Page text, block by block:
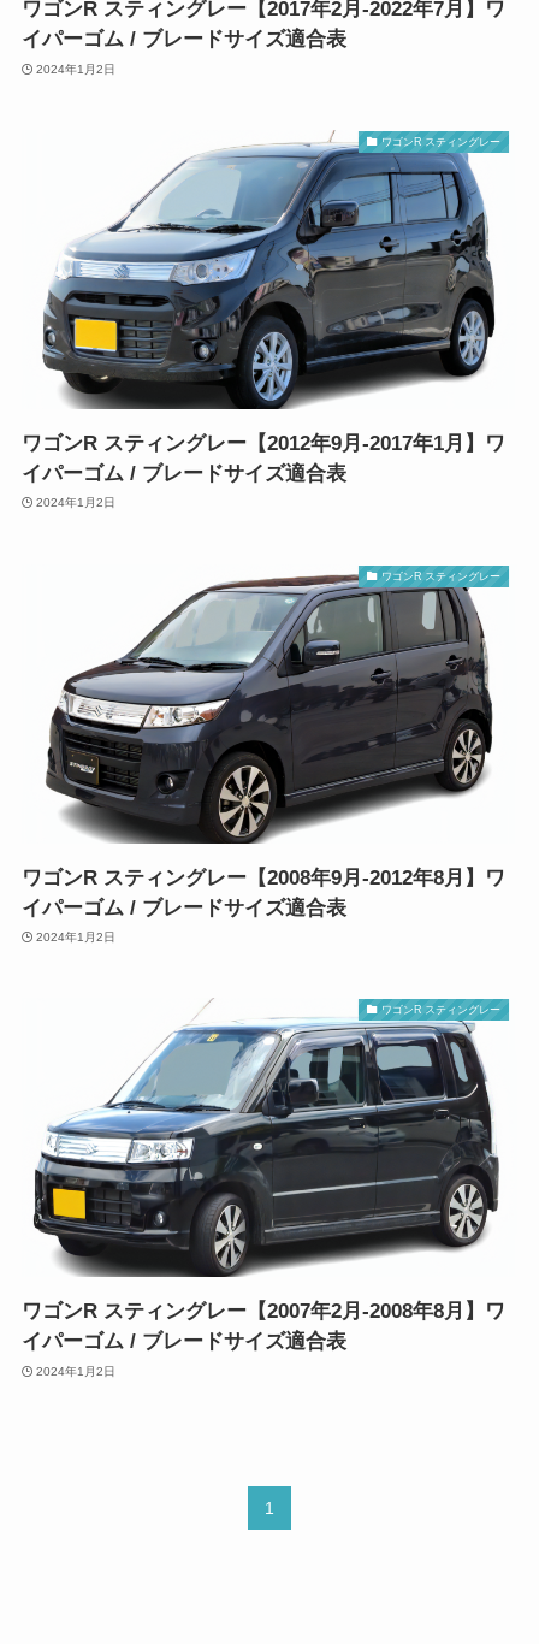
ワゴンR スティングレー【2017年2月-2022年7月】ワ
イパーゴム / ブレードサイズ適合表
2024年1月2日
ワゴンR スティングレー
ワゴンR スティングレー【2012年9月-2017年1月】ワ
イパーゴム / ブレードサイズ適合表
2024年1月2日
ワゴンR スティングレー
ワゴンR スティングレー【2008年9月-2012年8月】ワ
イパーゴム / ブレードサイズ適合表
2024年1月2日
ワゴンR スティングレー
ワゴンR スティングレー【2007年2月-2008年8月】ワ
イパーゴム / ブレードサイズ適合表
2024年1月2日
1